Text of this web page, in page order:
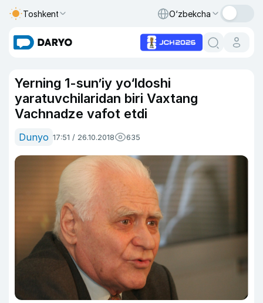
Toshkent O‘zbekcha
Yerning 1-sun’iy yo‘ldoshi
yaratuvchilaridan biri Vaxtang
Vachnadze vafot etdi
Dunyo 17:51 / 26.10.2018 635